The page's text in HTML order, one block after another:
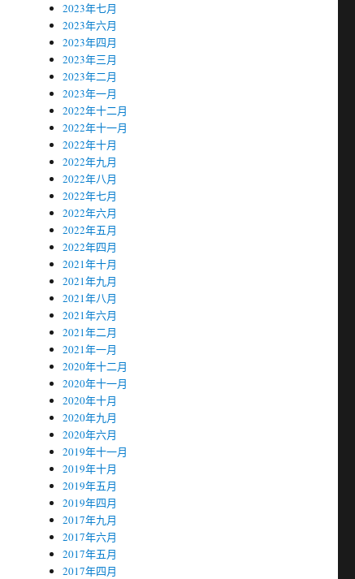
2023年七月
2023年六月
2023年四月
2023年三月
2023年二月
2023年一月
2022年十二月
2022年十一月
2022年十月
2022年九月
2022年八月
2022年七月
2022年六月
2022年五月
2022年四月
2021年十月
2021年九月
2021年八月
2021年六月
2021年二月
2021年一月
2020年十二月
2020年十一月
2020年十月
2020年九月
2020年六月
2019年十一月
2019年十月
2019年五月
2019年四月
2017年九月
2017年六月
2017年五月
2017年四月